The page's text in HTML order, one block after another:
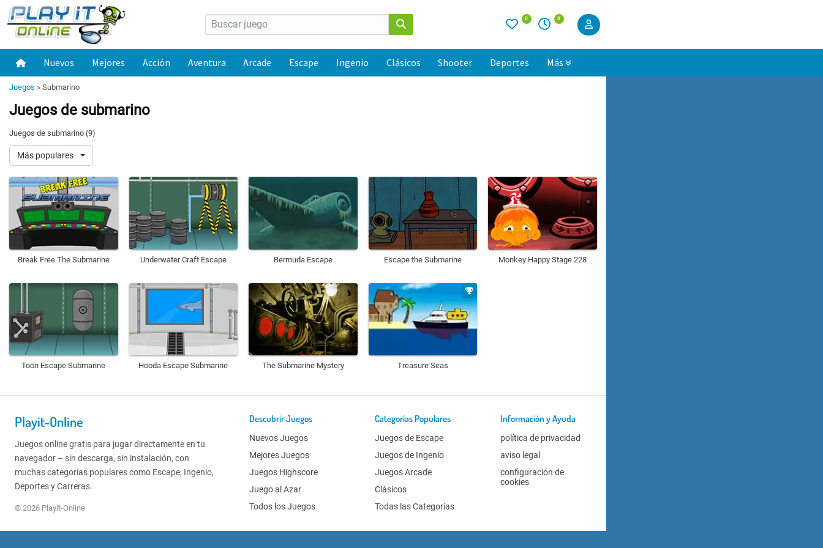
0 0
Nuevos Mejores Acción Aventura Arcade Escape Ingenio Clásicos Shooter Deportes Más
Juegos » Submarino
Juegos de submarino
Juegos de submarino (9)
Más populares
Break Free The Submarine Underwater Craft Escape Bermuda Escape Escape the Submarine Monkey Happy Stage 228
Toon Escape Submarine Hooda Escape Submarine The Submarine Mystery Treasure Seas
Playit-Online
Juegos online gratis para jugar directamente en tu
navegador – sin descarga, sin instalación, con
muchas categorías populares como Escape, Ingenio,
Deportes y Carreras.
© 2026 Playit-Online
Descubrir Juegos
Nuevos Juegos
Mejores Juegos
Juegos Highscore
Juego al Azar
Todos los Juegos
Categorías Populares
Juegos de Escape
Juegos de Ingenio
Juegos Arcade
Clásicos
Todas las Categorías
Información y Ayuda
política de privacidad
aviso legal
configuración de
cookies